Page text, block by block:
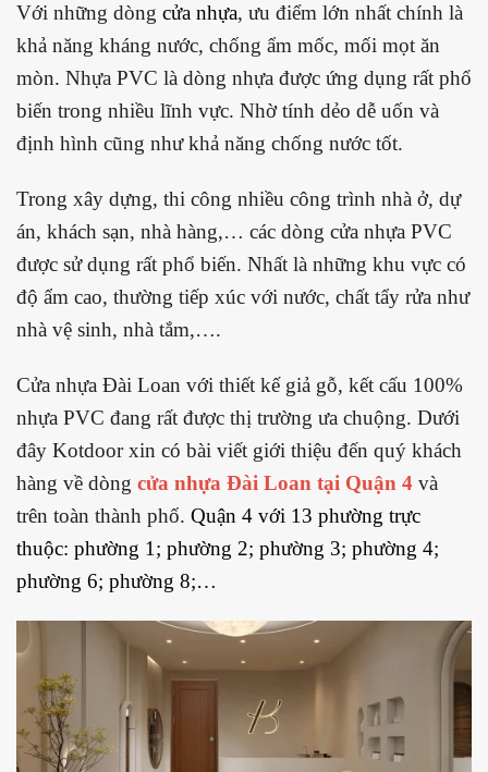
Với những dòng cửa nhựa, ưu điểm lớn nhất chính là
khả năng kháng nước, chống ẩm mốc, mối mọt ăn
mòn. Nhựa PVC là dòng nhựa được ứng dụng rất phổ
biến trong nhiều lĩnh vực. Nhờ tính dẻo dễ uốn và
định hình cũng như khả năng chống nước tốt.
Trong xây dựng, thi công nhiều công trình nhà ở, dự
án, khách sạn, nhà hàng,… các dòng cửa nhựa PVC
được sử dụng rất phổ biến. Nhất là những khu vực có
độ ẩm cao, thường tiếp xúc với nước, chất tẩy rửa như
nhà vệ sinh, nhà tắm,….
Cửa nhựa Đài Loan với thiết kế giả gỗ, kết cấu 100%
nhựa PVC đang rất được thị trường ưa chuộng. Dưới
đây Kotdoor xin có bài viết giới thiệu đến quý khách
hàng về dòng cửa nhựa Đài Loan tại Quận 4 và
trên toàn thành phố. Quận 4 với 13 phường trực
thuộc: phường 1 ; phường 2; phường 3; phường 4;
phường 6; phường 8;…